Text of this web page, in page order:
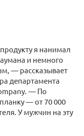
я нанимал
и немного
— рассказывает
департамента
— По
— от 70 000
У мужчин на эту